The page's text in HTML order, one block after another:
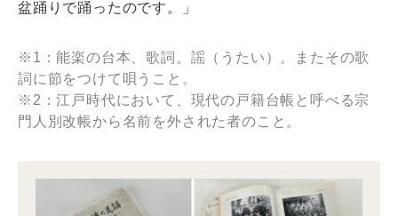
盆踊りで踊ったのです。」
※1：能楽の台本、歌詞。謡（うたい）。またその歌
詞に節をつけて唄うこと。
※2：江戸時代において、現代の戸籍台帳と呼べる宗
門人別改帳から名前を外された者のこと。